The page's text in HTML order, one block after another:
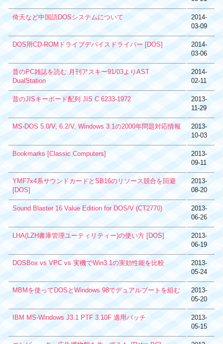
倚天など中国語DOSシステムについて
2014-
03-09
DOS用CD-ROMドライブデバイスドライバー [DOS]
2014-
03-06
昔のPC雑誌を読む 月刊アスキー91/03よりAST
DualStation
2014-
02-11
昔のJISキーボード配列 JIS C 6233-1972
2013-
11-29
MS-DOS 5.0/V, 6.2/V, Windows 3.1の2000年問題対応情報
2013-
10-03
Bookmarks [Classic Computers]
2013-
09-11
YMF7x4系サウンドカードとSB16のリソース競合を回避
[DOS]
2013-
08-20
Sound Blaster 16 Value Edition for DOS/V (CT2770)
2013-
06-26
LHA(LZH書庫管理ユーティリティー)の使い方 [DOS]
2013-
06-19
DOSBox vs VPC vs 実機でWin3.1の実効性能を比較
2013-
05-24
MBMを使ってDOSとWindows 98でデュアルブートを組む
2013-
05-20
IBM MS-Windows J3.1 PTF 3.10F 適用バッチ
2013-
05-15